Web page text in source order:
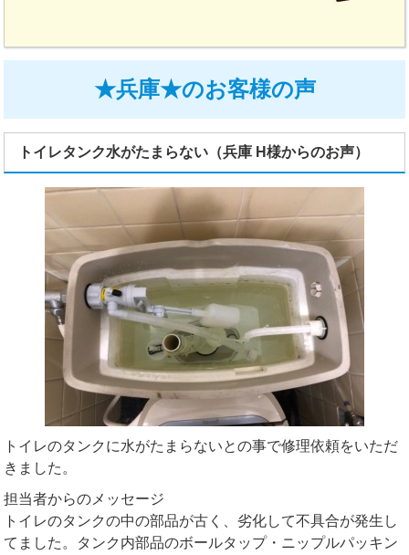
★兵庫★のお客様の声
トイレタンク水がたまらない（兵庫 H様からのお声）
トイレのタンクに水がたまらないとの事で修理依頼をいただ
きました。
担当者からのメッセージ
トイレのタンクの中の部品が古く、劣化して不具合が発生し
てました。タンク内部品のボールタップ・ニップルパッキン